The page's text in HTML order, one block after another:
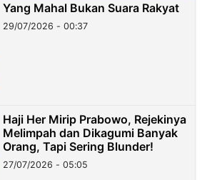
Yang Mahal Bukan Suara Rakyat
29/07/2026 - 00:37
Haji Her Mirip Prabowo, Rejekinya
Melimpah dan Dikagumi Banyak
Orang, Tapi Sering Blunder!
27/07/2026 - 05:05